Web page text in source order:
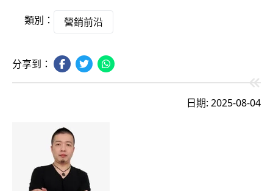
類別： 營銷前沿
分享到：
日期: 2025-08-04